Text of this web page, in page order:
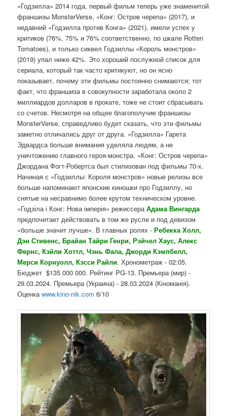
«Годзилла» 2014 года, первый фильм теперь уже знаменитой
франшизы MonsterVerse, «Конг: Остров черепа» (2017), и
недавний «Годзилла против Конга» (2021), имели успех у
критиков (76%, 75% и 76% соответственно, по шкале Rotten
Tomatoes), и только сиквел Годзиллы «Король монстров»
(2019) упал ниже 42%. Это хороший послужной список для
сериала, который так часто критикуют, но он ясно
показывает, почему эти фильмы постоянно снимаются; тот
факт, что франшиза в совокупности заработала около 2
миллиардов долларов в прокате, тоже не стоит сбрасывать
со счетов. Несмотря на общее благополучие франшизы
MonsterVerse, справедливо будет сказать, что эти фильмы
заметно отличались друг от друга. «Годзилла» Гарета
Эдвардса больше внимания уделяла людям, а не
уничтожению главного героя-монстра. «Конг: Остров черепа»
Джордана Фогт-Робертса был стилизован под фильмы 70-х.
Начиная с «Годзиллы: Короля монстров» новые релизы все
больше напоминают японские киношки про Годзиллу, но
снятые на несравнимо более крутом техническом уровне.
«Годзіла і Конг: Нова імперія» режиссераАдама Вингарда
предпочитает действовать в том же русле и под девизом
«больше значит лучше». В главных ролях -Ребекка Холл,
Дэн Стивенс, Брайан Тайри Генри, Рэйчел Хаус, Алекс
Фернс, Кэйли Хоттл, Чэнь Фала, Джорди Кэмпбелл,
Мерси Корнуолл, Кэсси Райли. Хронометраж - 02:05.
Бюджет $135 000 000. Рейтинг PG-13. Премьера (мир) -
29.03.2024. Премьера (Украина) - 28.03.2024 (Кіноманія).
Оценкаwww.kino-nik.com 6/10